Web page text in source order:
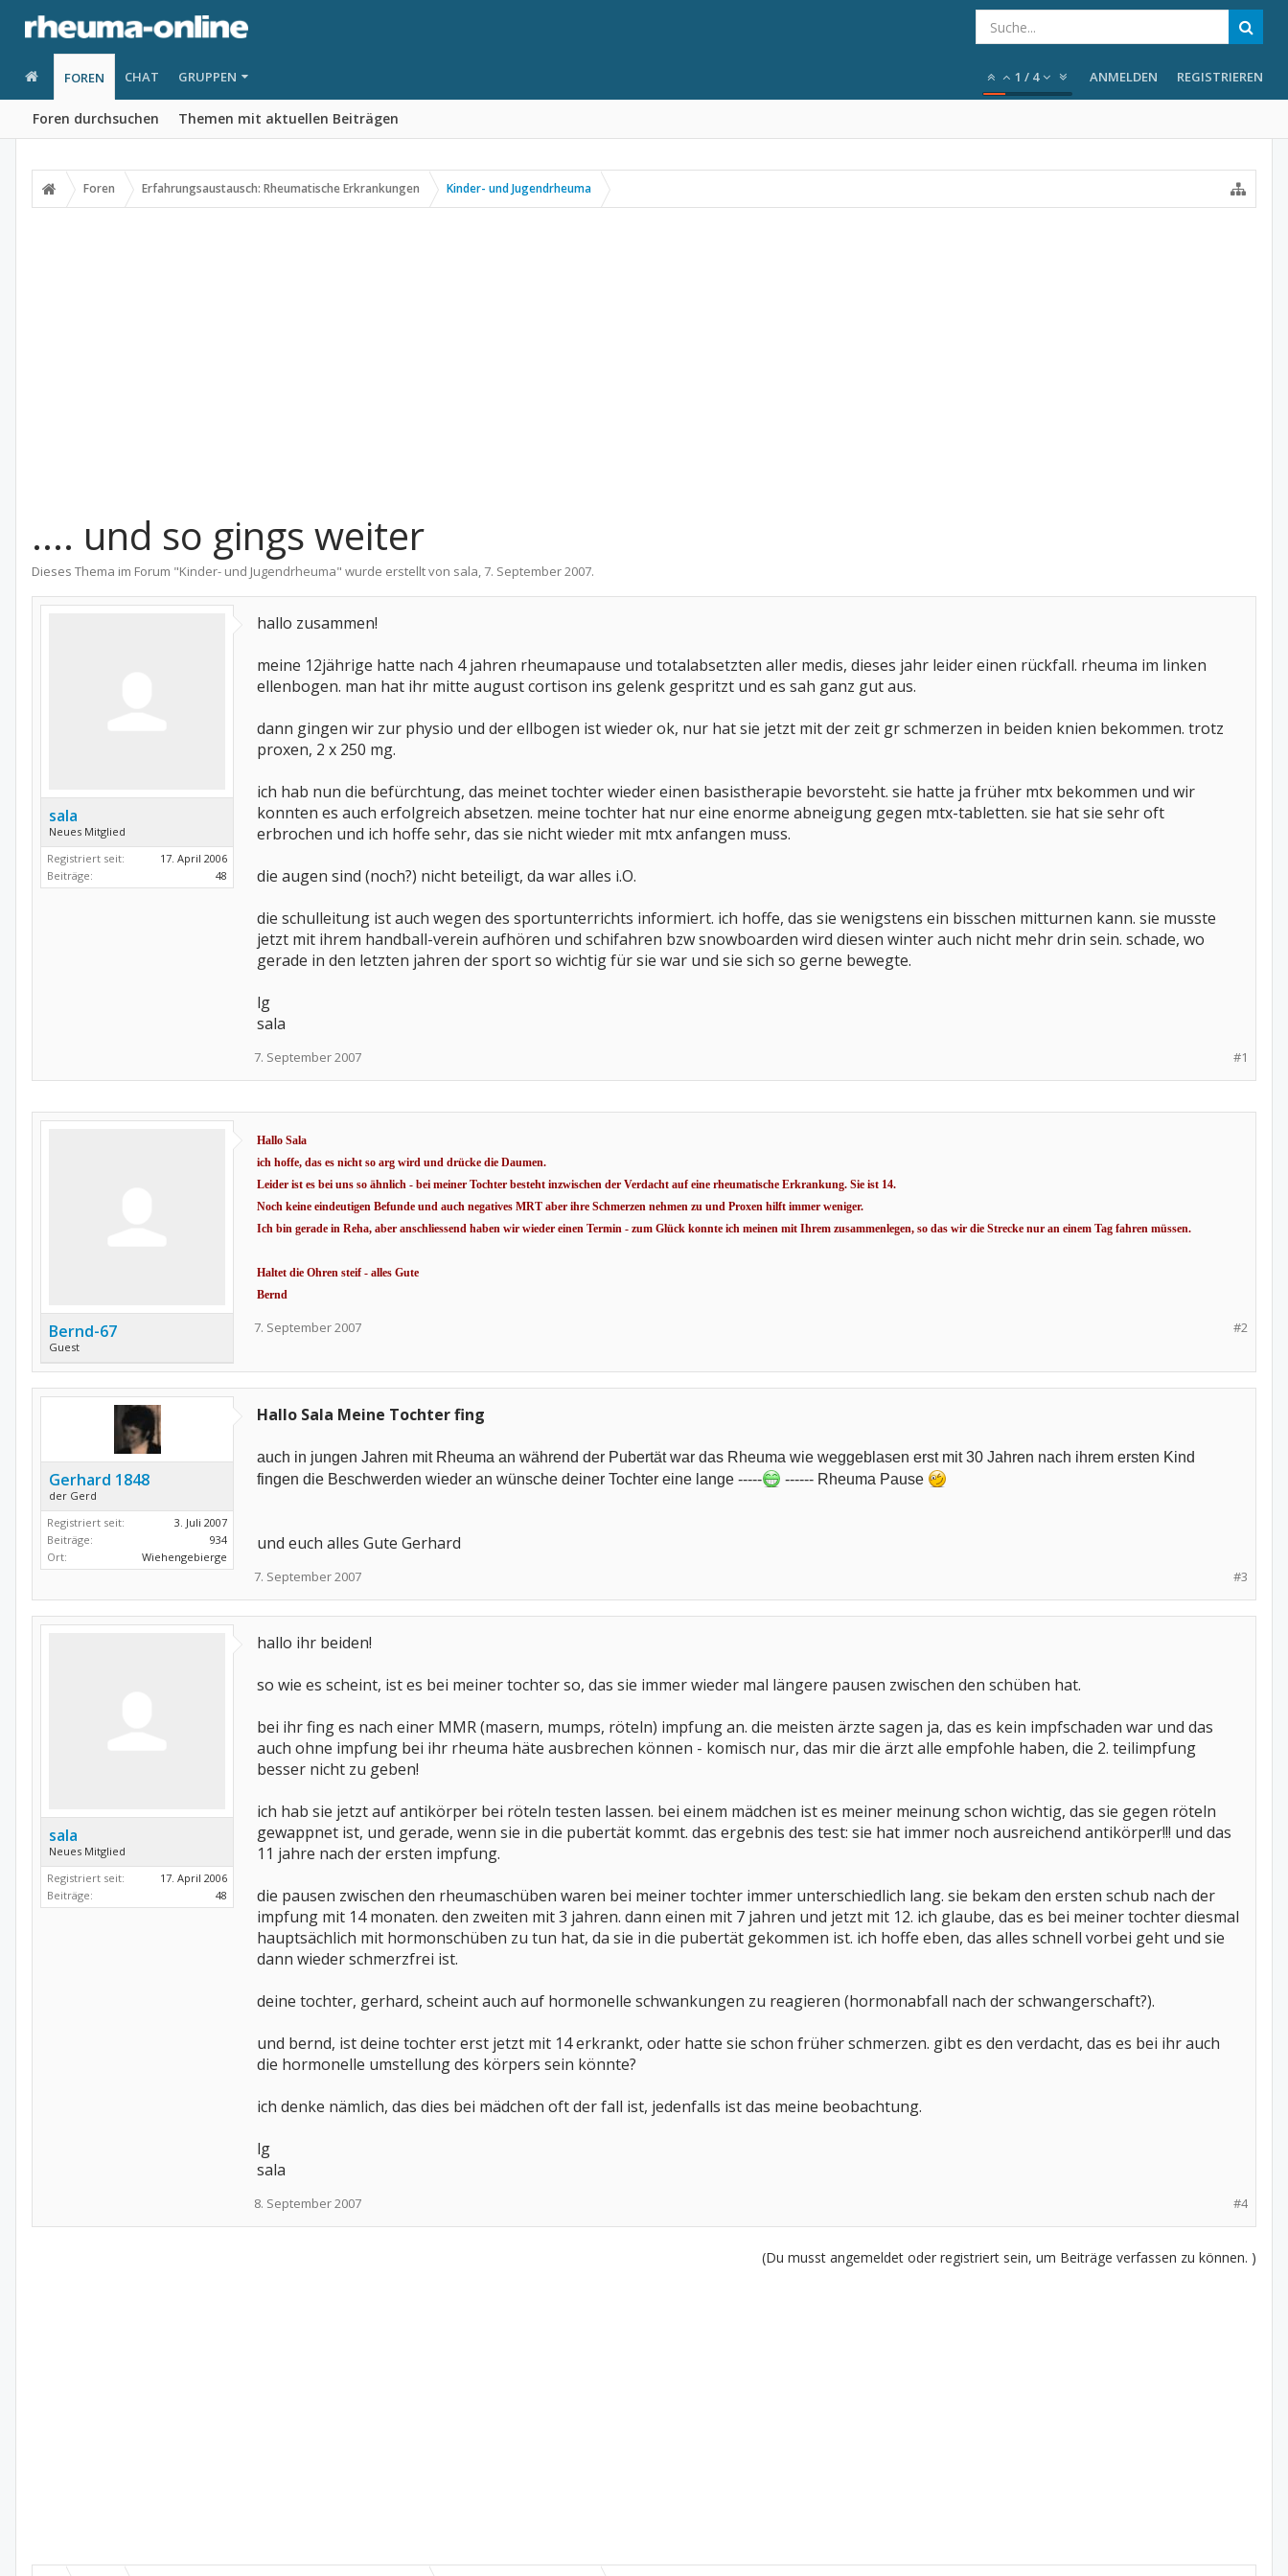
FOREN
Foren durchsuchen Themen mit aktuellen Beiträgen
CHAT GRUPPEN 1 / 4 ANMELDEN REGISTRIEREN
Foren Erfahrungsaustausch: Rheumatische Erkrankungen Kinder- und Jugendrheuma
.... und so gings weiter
Dieses Thema im Forum "Kinder- und Jugendrheuma" wurde erstellt von sala, 7. September 2007.
sala
Neues Mitglied
Registriert seit:
17. April 2006
Beiträge:
48
hallo zusammen!
meine 12jährige hatte nach 4 jahren rheumapause und totalabsetzten aller medis, dieses jahr leider einen rückfall. rheuma im linken
ellenbogen. man hat ihr mitte august cortison ins gelenk gespritzt und es sah ganz gut aus.
dann gingen wir zur physio und der ellbogen ist wieder ok, nur hat sie jetzt mit der zeit gr schmerzen in beiden knien bekommen. trotz
proxen, 2 x 250 mg.
ich hab nun die befürchtung, das meinet tochter wieder einen basistherapie bevorsteht. sie hatte ja früher mtx bekommen und wir
konnten es auch erfolgreich absetzen. meine tochter hat nur eine enorme abneigung gegen mtx-tabletten. sie hat sie sehr oft
erbrochen und ich hoffe sehr, das sie nicht wieder mit mtx anfangen muss.
die augen sind (noch?) nicht beteiligt, da war alles i.O.
die schulleitung ist auch wegen des sportunterrichts informiert. ich hoffe, das sie wenigstens ein bisschen mitturnen kann. sie musste
jetzt mit ihrem handball-verein aufhören und schifahren bzw snowboarden wird diesen winter auch nicht mehr drin sein. schade, wo
gerade in den letzten jahren der sport so wichtig für sie war und sie sich so gerne bewegte.
lg
sala
#1
7. September 2007
Bernd-67
Guest
Hallo Sala
ich hoffe, das es nicht so arg wird und drücke die Daumen.
Leider ist es bei uns so ähnlich - bei meiner Tochter besteht inzwischen der Verdacht auf eine rheumatische Erkrankung. Sie ist 14.
Noch keine eindeutigen Befunde und auch negatives MRT aber ihre Schmerzen nehmen zu und Proxen hilft immer weniger.
Ich bin gerade in Reha, aber anschliessend haben wir wieder einen Termin - zum Glück konnte ich meinen mit Ihrem zusammenlegen, so das wir die Strecke nur an einem Tag fahren müssen.
Haltet die Ohren steif - alles Gute
Bernd
#2
7. September 2007
Gerhard 1848
der Gerd
Registriert seit:
3. Juli 2007
Beiträge:
934
Ort:
Wiehengebierge
Hallo Sala Meine Tochter fing
auch in jungen Jahren mit Rheuma an während der Pubertät war das Rheuma wie weggeblasen erst mit 30 Jahren nach ihrem ersten Kind
fingen die Beschwerden wieder an wünsche deiner Tochter eine lange -----
------ Rheuma Pause
und euch alles Gute Gerhard
#3
7. September 2007
sala
Neues Mitglied
Registriert seit:
17. April 2006
Beiträge:
48
hallo ihr beiden!
so wie es scheint, ist es bei meiner tochter so, das sie immer wieder mal längere pausen zwischen den schüben hat.
bei ihr fing es nach einer MMR (masern, mumps, röteln) impfung an. die meisten ärzte sagen ja, das es kein impfschaden war und das
auch ohne impfung bei ihr rheuma häte ausbrechen können - komisch nur, das mir die ärzt alle empfohle haben, die 2. teilimpfung
besser nicht zu geben!
ich hab sie jetzt auf antikörper bei röteln testen lassen. bei einem mädchen ist es meiner meinung schon wichtig, das sie gegen röteln
gewappnet ist, und gerade, wenn sie in die pubertät kommt. das ergebnis des test: sie hat immer noch ausreichend antikörper!!! und das
11 jahre nach der ersten impfung.
die pausen zwischen den rheumaschüben waren bei meiner tochter immer unterschiedlich lang. sie bekam den ersten schub nach der
impfung mit 14 monaten. den zweiten mit 3 jahren. dann einen mit 7 jahren und jetzt mit 12. ich glaube, das es bei meiner tochter diesmal
hauptsächlich mit hormonschüben zu tun hat, da sie in die pubertät gekommen ist. ich hoffe eben, das alles schnell vorbei geht und sie
dann wieder schmerzfrei ist.
deine tochter, gerhard, scheint auch auf hormonelle schwankungen zu reagieren (hormonabfall nach der schwangerschaft?).
und bernd, ist deine tochter erst jetzt mit 14 erkrankt, oder hatte sie schon früher schmerzen. gibt es den verdacht, das es bei ihr auch
die hormonelle umstellung des körpers sein könnte?
ich denke nämlich, das dies bei mädchen oft der fall ist, jedenfalls ist das meine beobachtung.
lg
sala
#4
8. September 2007
(Du musst angemeldet oder registriert sein, um Beiträge verfassen zu können. )